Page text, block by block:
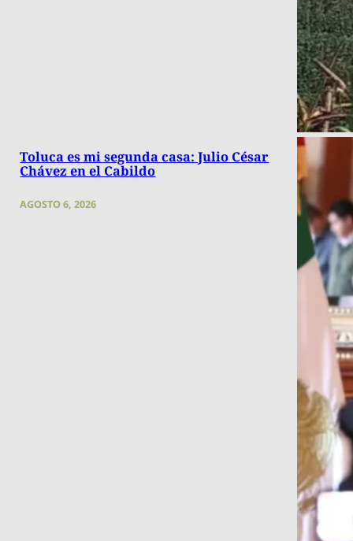
Toluca es mi segunda casa: Julio César
Chávez en el Cabildo
AGOSTO 6, 2026